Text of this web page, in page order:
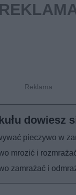
pieczywo w
mrozić i
zamrażać i